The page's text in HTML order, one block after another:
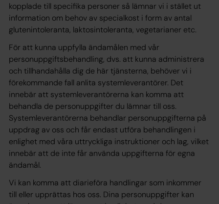
kopplade till specifika personer så lämnar vi i stället ut
information om behov av specialkost i form av antal
glutenintoleranta, laktosintoleranta, vegetarianer etc.
För att kunna uppfylla ändamålen med vår
personuppgiftsbehandling, dvs. att kunna administrera
och tillhandahålla dig de här tjänsterna, behöver vi i
förekommande fall anlita systemleverantörer. Det
innebär att systemleverantörerna kan komma att
behandla de personuppgifter du lämnar till oss.
Systemleverantörerna behandlar personuppgifterna på
uppdrag av oss och får endast utföra behandlingen i
enlighet med våra uttryckliga instruktioner och lag, vilket
innebär att de inte får använda uppgifterna för egna
ändamål.
Vi kan komma att diarieföra handlingar som inkommer
till eller upprättas hos oss. Dina personuppgifter kan